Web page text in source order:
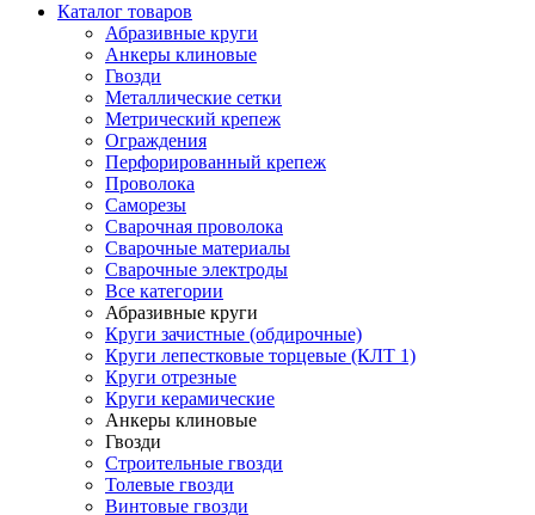
Каталог товаров
Абразивные круги
Анкеры клиновые
Гвозди
Металлические сетки
Метрический крепеж
Ограждения
Перфорированный крепеж
Проволока
Саморезы
Сварочная проволока
Сварочные материалы
Сварочные электроды
Все категории
Абразивные круги
Круги зачистные (обдирочные)
Круги лепестковые торцевые (КЛТ 1)
Круги отрезные
Круги керамические
Анкеры клиновые
Гвозди
Строительные гвозди
Толевые гвозди
Винтовые гвозди